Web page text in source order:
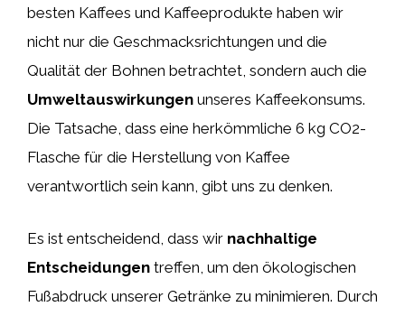
besten Kaffees und Kaffeeprodukte haben wir
nicht nur die Geschmacksrichtungen und die
Qualität der Bohnen betrachtet, sondern auch die
Umweltauswirkungen unseres Kaffeekonsums.
Die Tatsache, dass eine herkömmliche 6 kg CO2-
Flasche für die Herstellung von Kaffee
verantwortlich sein kann, gibt uns zu denken.
Es ist entscheidend, dass wir nachhaltige
Entscheidungen treffen, um den ökologischen
Fußabdruck unserer Getränke zu minimieren. Durch